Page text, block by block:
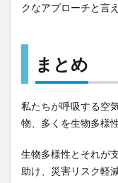
クなアプローチと言
まとめ
私たちが呼吸する空
物、多くを生物多様
生物多様性とそれが
助け、災害リスク軽